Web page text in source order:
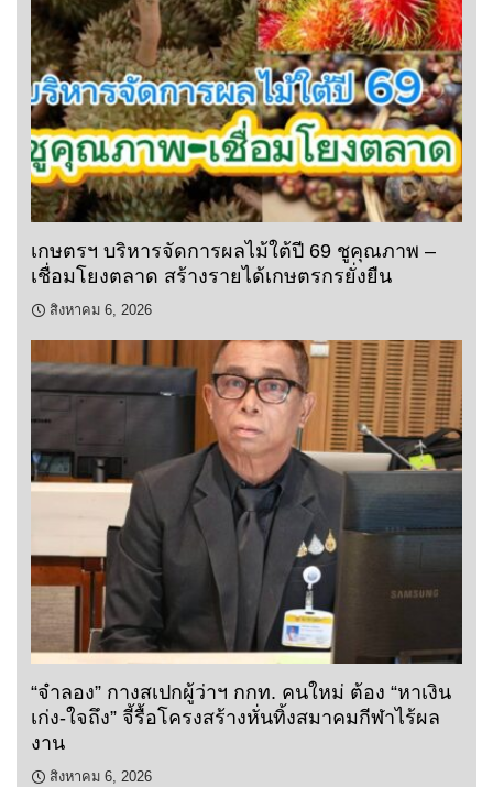
เกษตรฯ บริหารจัดการผลไม้ใต้ปี 69 ชูคุณภาพ –
เชื่อมโยงตลาด สร้างรายได้เกษตรกรยั่งยืน
สิงหาคม 6, 2026
“จำลอง” กางสเปกผู้ว่าฯ กกท. คนใหม่ ต้อง “หาเงิน
เก่ง-ใจถึง” จี้รื้อโครงสร้างหั่นทิ้งสมาคมกีฬาไร้ผล
งาน
สิงหาคม 6, 2026